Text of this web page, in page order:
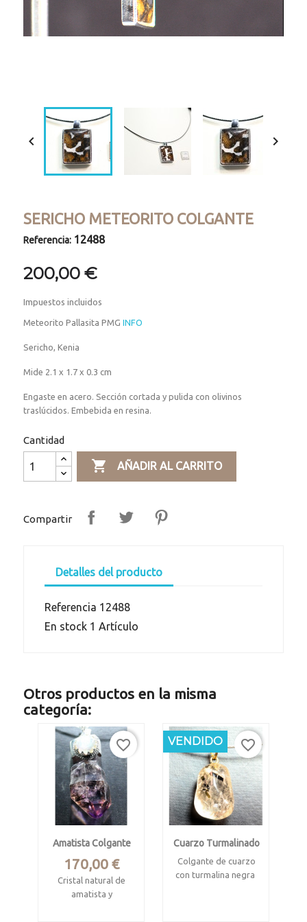
 
SERICHO METEORITO COLGANTE
Referencia: 12488
200,00 €
Impuestos incluidos
Meteorito Pallasita PMGINFO
Sericho, Kenia
Mide 2.1 x 1.7 x 0.3 cm
Engaste en acero. Sección cortada y pulida con olivinos
traslúcidos. Embebida en resina.
Cantidad
 AÑADIR AL CARRITO
Compartir
Detalles del producto
Referencia 12488
En stock 1 Artículo
Otros productos en la misma
categoría:
Amatista Colgante
Precio
170,00 €
Cristal natural de
amatista y
favorite_border
Cuarzo Turmalinado
Colgante de cuarzo
con turmalina negra
VENDIDO favorite_border